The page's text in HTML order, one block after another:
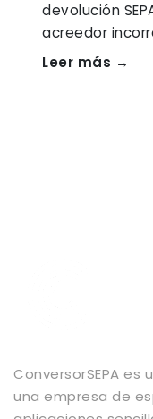
devolución
acreedor
Leer más →
ConversorSEPA es
una empresa de